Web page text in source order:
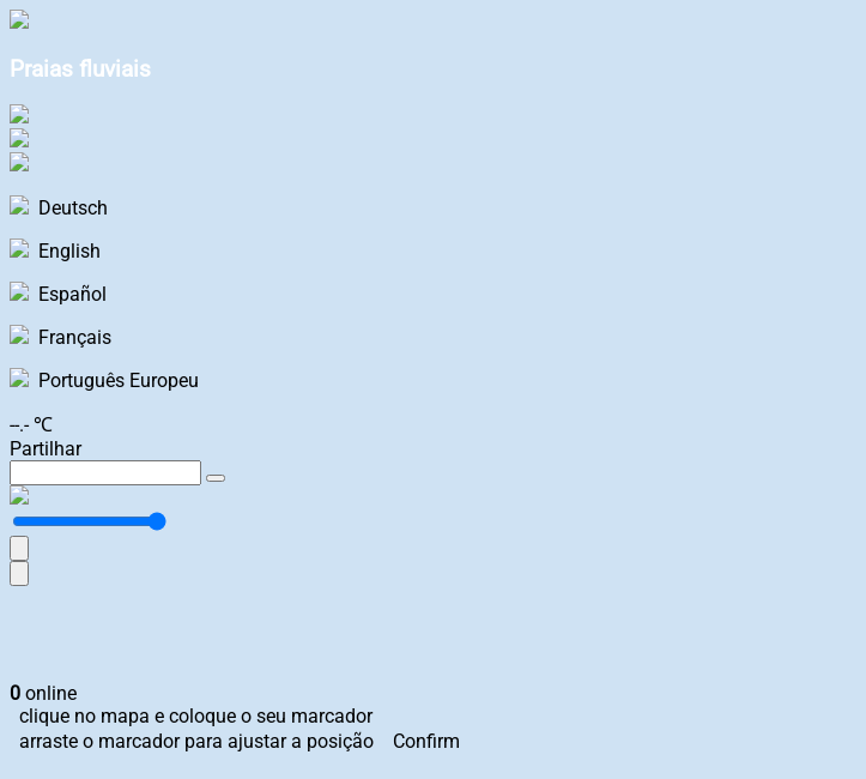
Praias fluviais
Deutsch
English
Español
Français
Português Europeu
--.- ℃
Partilhar
0 online
clique no mapa e coloque o seu marcador
arraste o marcador para ajustar a posição
Confirm